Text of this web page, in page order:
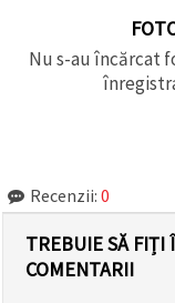
Nu s-au încărcat
Recenzii: 0
TREBUIE SĂ FIȚI
COMENTARII